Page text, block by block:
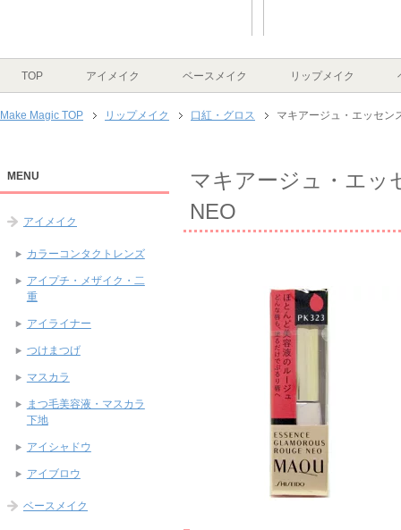
TOP
アイメイク ベースメイク リップメイク
Make Magic TOP リップメイク 口紅・グロス マキアージュ・エッセン
マキアージュ・エッ
NEO
MENU
アイメイク
カラーコンタクトレンズ
アイプチ・メザイク・二
重
アイライナー
つけまつげ
マスカラ
まつ毛美容液・マスカラ
下地
アイシャドウ
アイブロウ
ベースメイク